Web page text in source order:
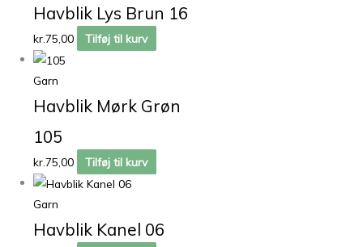
Havblik Lys Brun 16
kr.75,00 Tilføj til kurv
Garn
Havblik Mørk Grøn
105
kr.75,00 Tilføj til kurv
Garn
Havblik Kanel 06